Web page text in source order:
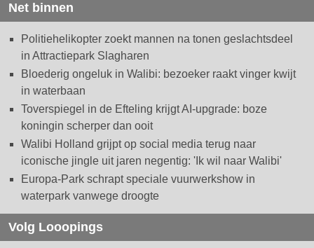
Net binnen
Politiehelikopter zoekt mannen na tonen geslachtsdeel
in Attractiepark Slagharen
Bloederig ongeluk in Walibi: bezoeker raakt vinger kwijt
in waterbaan
Toverspiegel in de Efteling krijgt AI-upgrade: boze
koningin scherper dan ooit
Walibi Holland grijpt op social media terug naar
iconische jingle uit jaren negentig: 'Ik wil naar Walibi'
Europa-Park schrapt speciale vuurwerkshow in
waterpark vanwege droogte
Volg Looopings